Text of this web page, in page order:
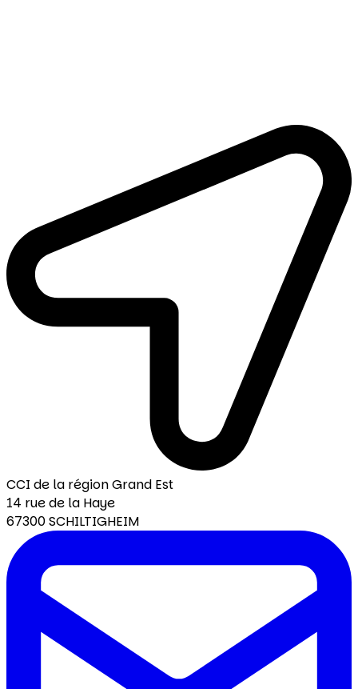
CCI de la région Grand Est
14 rue de la Haye
67300 SCHILTIGHEIM